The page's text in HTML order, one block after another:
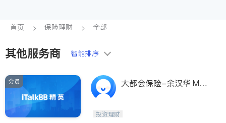
银行贷款 建筑装修
教育
非盈利组织
FL - Other Cities
首页 保险理财 全部
其他服务商 智能排序
会员
大都会保险-余汉华 Metli
投资理财